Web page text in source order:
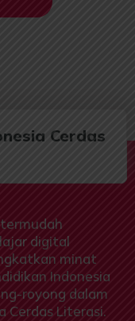
Cerdas
digital
minat
Indonesia
royong dalam
Cerdas Literasi.